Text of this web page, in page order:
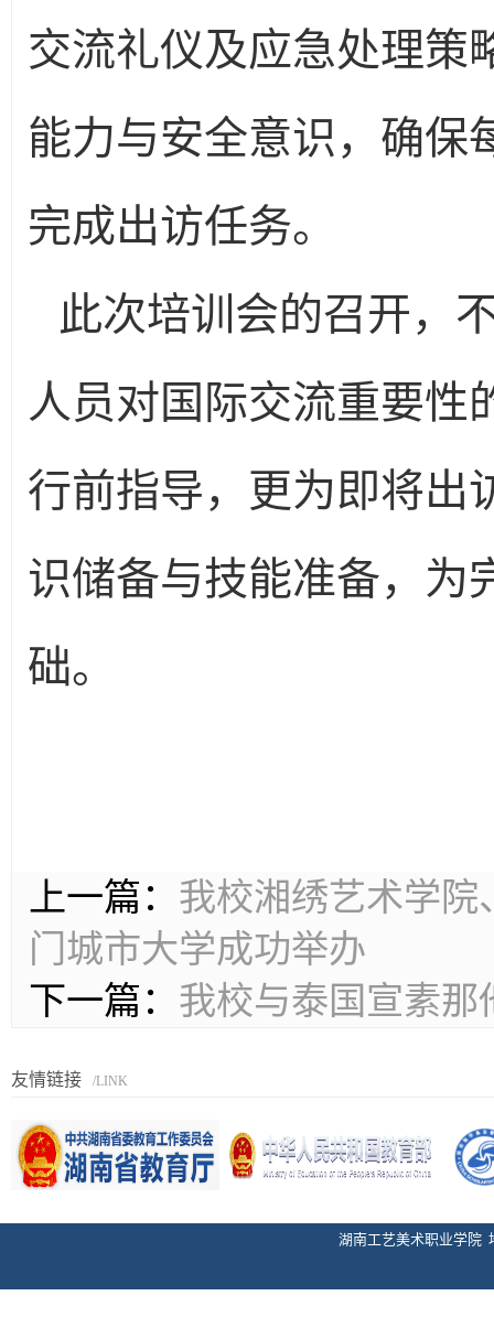
交流礼仪及应急处理策
能力与安全意识，确保
完成出访任务。
此次培训会的召开，
人员对国际交流重要性
行前指导，更为即将出
识储备与技能准备，为
础。
上一篇： 我校湘绣艺术学院
门城市大学成功举办
下一篇： 我校与泰国宣素那
友情链接 /LINK
湖南工艺美术职业学院